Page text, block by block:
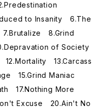
2.Predestination
to Insanity 6.The
8.Grind
of Society
12.Mortality 13.Carcass
15.Grind Maniac
17.Nothing More
Excuse 20.Ain't No